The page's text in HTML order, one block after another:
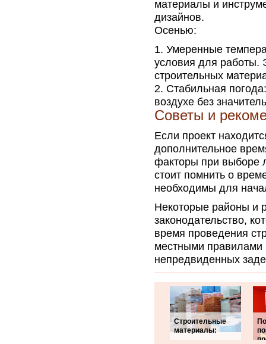
материалы и
дизайнов.
Осенью:
Умеренные
условия для работы.
строительных
Стабильная
воздухе без
Советы и
Если проект
дополнительное
факторы при выборе
стоит помнить о
необходимы для
Некоторые районы и
законодательство,
время проведения
местными правилами
непредвиденных
Строительные
материалы: